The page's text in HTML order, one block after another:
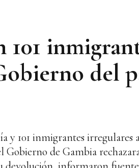
101
del
y 101 inmigrantes irregulares
Gobierno de Gambia